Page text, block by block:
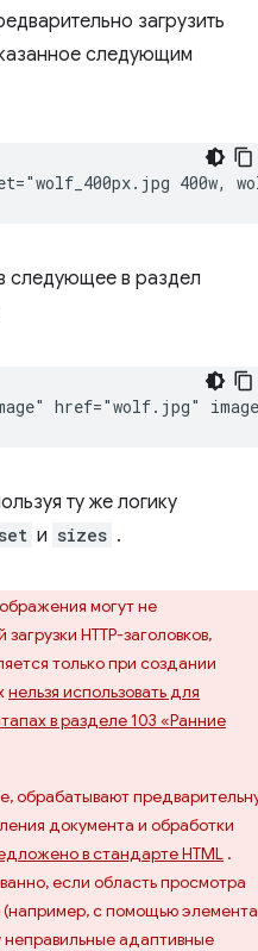
загрузить
следующим
следующее в раздел
ту же логику
и sizes .
могут не
HTTP-заголовков,
только при создании
нельзя использовать для
в разделе 103 «Ранние
обрабатывают
документа и обработки
в стандарте HTML .
если область просмотра
с помощью элемента
неправильные адаптивные